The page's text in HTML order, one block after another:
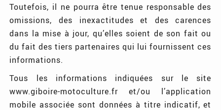
Toutefois, il ne pourra être tenue responsable des
omissions, des inexactitudes et des carences
dans la mise à jour, qu’elles soient de son fait ou
du fait des tiers partenaires qui lui fournissent ces
informations.
Tous les informations indiquées sur le site
www.giboire-motoculture.fr et/ou l’application
mobile associée sont données à titre indicatif, et